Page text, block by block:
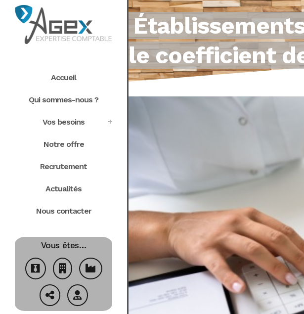
Accueil
Qui sommes-nous ?
Vos besoins
Notre offre
Recrutement
Actualités
Nous contacter
Vous êtes…
le coefficient